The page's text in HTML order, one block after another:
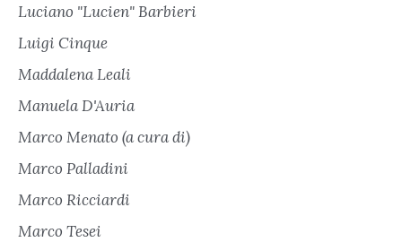
Luciano "Lucien" Barbieri
Luigi Cinque
Maddalena Leali
Manuela D'Auria
Marco Menato (a cura di)
Marco Palladini
Marco Ricciardi
Marco Tesei